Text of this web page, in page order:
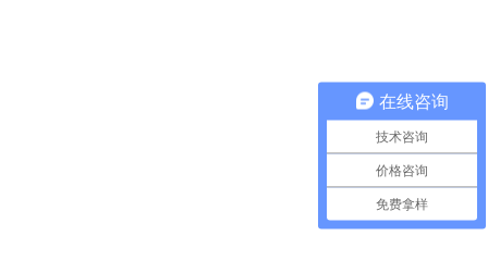
在线咨询
技术咨询
价格咨询
免费拿样